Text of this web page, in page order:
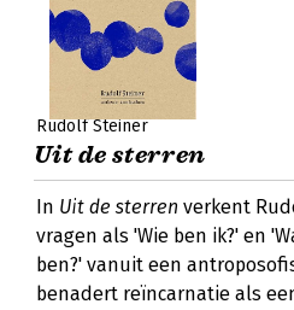
Rudolf Steiner
Uit de sterren
In Uit de sterren verkent
vragen als 'Wie ben ik?' en
ben?' vanuit een
benadert reïncarnatie als